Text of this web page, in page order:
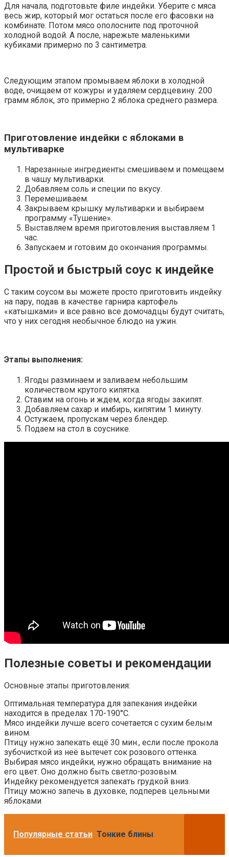
Для начала, подготовьте филе индейки. Уберите с мяса
весь жир, который мог остаться после его фасовки на
комбинате. Потом мясо ополосните под проточной
холодной водой. А после, нарежьте маленькими
кубиками примерно по 3 сантиметра.
Следующим этапом промываем яблоки в холодной
воде, очищаем от кожуры и удаляем сердцевину. 200
грамм яблок, это примерно 2 яблока среднего размера.
Приготовление индейки с яблоками в
мультиварке
Нарезанные ингредиенты смешиваем и помещаем
в чашу мультиварки.
Добавляем соль и специи по вкусу.
Перемешиваем.
Закрываем крышку мультиварки и выбираем
программу «Тушение».
Выставляем время приготовления выставляем 1
час.
Запускаем и готовим до окончания программы.
Простой и быстрый соус к индейке
С таким соусом вы можете просто приготовить индейку
на пару, подав в качестве гарнира картофель
«катышками» и все равно все домочадцы будут считать,
что у них сегодня необычное блюдо на ужин.
Этапы выполнения:
Ягоды разминаем и заливаем небольшим
количеством крутого кипятка.
Ставим на огонь и ждем, когда ягоды закипят.
Добавляем сахар и имбирь, кипятим 1 минуту.
Остужаем, пропускам через блендер.
Подаем на стол в соуснике.
Полезные советы и рекомендации
Основные этапы приготовления:
Оптимальная температура для запекания индейки
находится в пределах 170-190°C.
Мясо индейки лучше всего сочетается с сухим белым
вином.
Птицу нужно запекать ещё 30 мин., если после прокола
зубочисткой из неё вытечет сок розового оттенка.
Выбирая мясо индейки, нужно обращать внимание на
его цвет. Оно должно быть светло-розовым.
Индейку рекомендуется запекать грудкой вниз.
Птицу можно запечь в духовке, подперев цельными
яблоками
Популярные статьи Тонкие блины